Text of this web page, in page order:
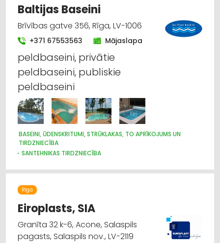
Baltijas Baseini
Brīvības gatve 356, Rīga, LV-1006
+371 67553563 Mājaslapa
peldbaseini, privātie
peldbaseini, publiskie
peldbaseini
BASEINI, ŪDENSKRITUMI, STRŪKLAKAS, TO APRĪKOJUMS UN
TIRDZNIECĪBA
SANTEHNIKAS TIRDZNIECĪBA
Rīga
Eiroplasts, SIA
Granīta 32 k-6, Acone, Salaspils
pagasts, Salaspils nov., LV-2119